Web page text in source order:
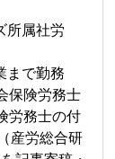
所属社労
まで勤務
保険労務士
労務士の付
産労総合研